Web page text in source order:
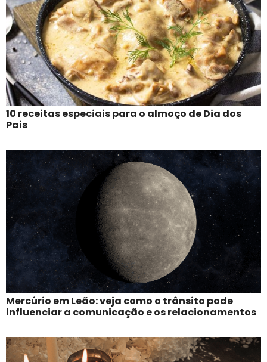
10 receitas especiais para o almoço de Dia dos
Pais
Mercúrio em Leão: veja como o trânsito pode
influenciar a comunicação e os relacionamentos